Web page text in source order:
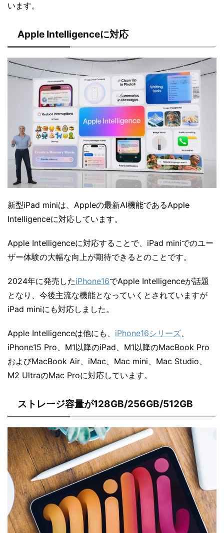
います。
Apple Intelligenceに対応
新型iPad miniは、Appleの最新AI機能であるApple
Intelligenceに対応しています。
Apple Intelligenceに対応することで、iPad miniでのユー
ザー体験の大幅な向上が期待できるとのことです。
2024年に発売したiPhone16でApple Intelligenceが話題
となり、今後主流な機能となっていくとされていますが
iPad miniにも対応しました。
Apple Intelligenceは他にも、 iPhone16シリーズ
iPhone15 Pro、M1以降のiPad、M1以降のMacBook Pro
およびMacBook Air、iMac、Mac mini、Mac Studio、
M2 UltraのMac Proに対応しています。
ストレージ容量が128GB/256GB/512GB